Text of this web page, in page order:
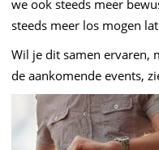
we ook steeds meer
steeds meer los mogen
Wil je dit samen ervaren,
de aankomende events,